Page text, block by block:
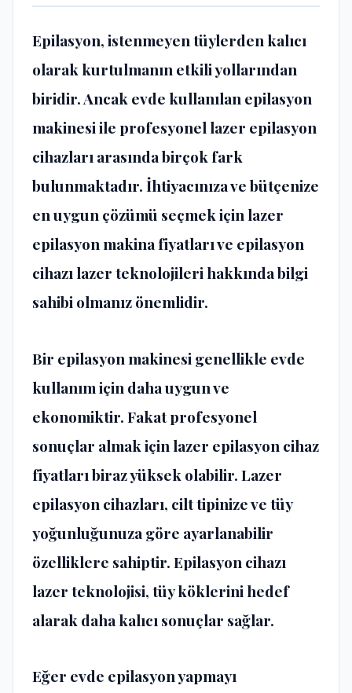
Epilasyon, istenmeyen tüylerden kalıcı
olarak kurtulmanın etkili yollarından
biridir. Ancak evde kullanılan epilasyon
makinesi ile profesyonel lazer epilasyon
cihazları arasında birçok fark
bulunmaktadır. İhtiyacınıza ve bütçenize
en uygun çözümü seçmek için lazer
epilasyon makina fiyatları ve epilasyon
cihazı lazer teknolojileri hakkında bilgi
sahibi olmanız önemlidir.
Bir epilasyon makinesi genellikle evde
kullanım için daha uygun ve
ekonomiktir. Fakat profesyonel
sonuçlar almak için lazer epilasyon cihaz
fiyatları biraz yüksek olabilir. Lazer
epilasyon cihazları, cilt tipinize ve tüy
yoğunluğunuza göre ayarlanabilir
özelliklere sahiptir. Epilasyon cihazı
lazer teknolojisi, tüy köklerini hedef
alarak daha kalıcı sonuçlar sağlar.
Eğer evde epilasyon yapmayı